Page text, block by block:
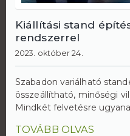
Kiállítási stand
rendszerrel
2023. október 24.
Szabadon variálható
összeállítható, minőségi
Mindkét felvetésre
TOVÁBB OLVAS